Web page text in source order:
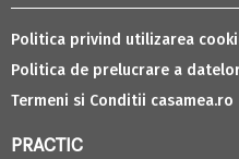
Politica privind utilizarea
Politica de prelucrare a
Termeni si Conditii casamea.ro
PRACTIC